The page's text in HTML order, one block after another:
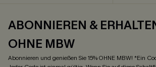
ABONNIEREN &
OHNE MBW
Abonnieren und genießen Sie 15% OHNE MBW! *Ein